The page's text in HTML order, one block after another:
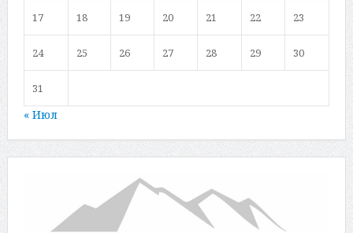
17 18 19 20 21 22 23
24 25 26 27 28 29 30
31
« Июл